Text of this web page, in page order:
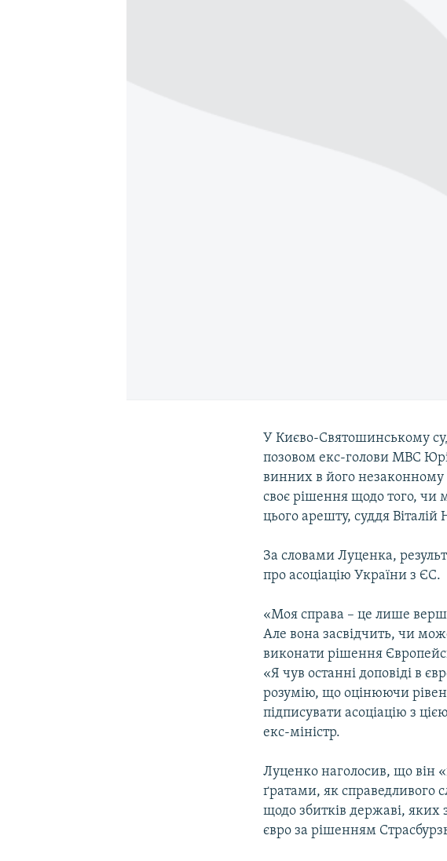
У Києво-Святошинському
позовом екс-голови МВС
винних в його незаконному
своє рішення щодо того, чи
цього арешту, суддя
За словами Луценка,
про асоціацію України з ЄС.
«Моя справа – це лише
Але вона засвідчить, чи
виконати рішення
«Я чув останні доповіді в
розумію, що оцінюючи
підписувати асоціацію з
екс-міністр.
Луценко наголосив, що він
ґратами, як справедливого
щодо збитків державі, яких
євро за рішенням